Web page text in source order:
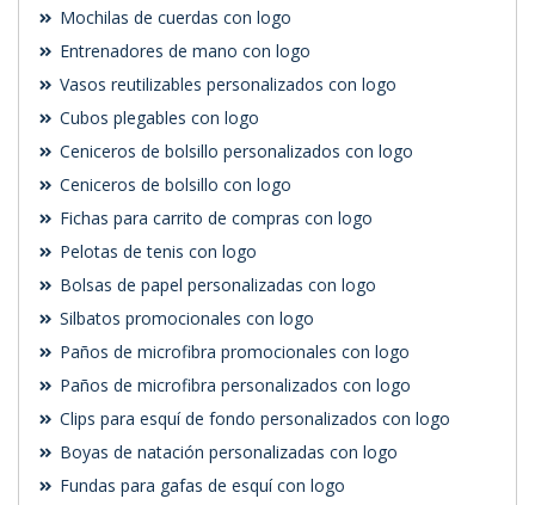
Mochilas de cuerdas con logo
Entrenadores de mano con logo
Vasos reutilizables personalizados con logo
Cubos plegables con logo
Ceniceros de bolsillo personalizados con logo
Ceniceros de bolsillo con logo
Fichas para carrito de compras con logo
Pelotas de tenis con logo
Bolsas de papel personalizadas con logo
Silbatos promocionales con logo
Paños de microfibra promocionales con logo
Paños de microfibra personalizados con logo
Clips para esquí de fondo personalizados con logo
Boyas de natación personalizadas con logo
Fundas para gafas de esquí con logo